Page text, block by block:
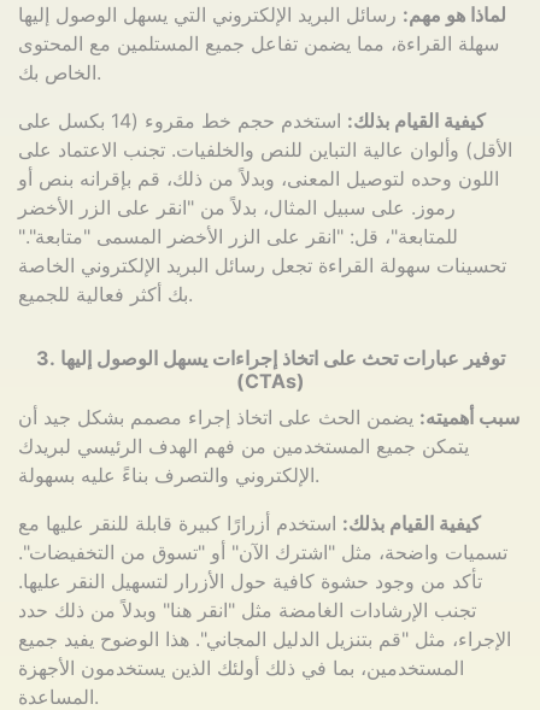
لماذا هو مهم: رسائل البريد الإلكتروني التي يسهل الوصول إليها
سهلة القراءة، مما يضمن تفاعل جميع المستلمين مع المحتوى
الخاص بك.
كيفية القيام بذلك:
استخدم حجم خط مقروء (14 بكسل على
الأقل) وألوان عالية التباين للنص والخلفيات. تجنب الاعتماد على
اللون وحده لتوصيل المعنى، وبدلاً من ذلك، قم بإقرانه بنص أو
رموز. على سبيل المثال، بدلاً من "انقر على الزر الأخضر
للمتابعة"، قل: "انقر على الزر الأخضر المسمى "متابعة"."
تحسينات سهولة القراءة تجعل رسائل البريد الإلكتروني الخاصة
بك أكثر فعالية للجميع.
3. توفير عبارات تحث على اتخاذ إجراءات يسهل الوصول إليها
(CTAs)
سبب أهميته: يضمن الحث على اتخاذ إجراء مصمم بشكل جيد أن
يتمكن جميع المستخدمين من فهم الهدف الرئيسي لبريدك
الإلكتروني والتصرف بناءً عليه بسهولة.
كيفية القيام بذلك: استخدم أزرارًا كبيرة قابلة للنقر عليها مع
تسميات واضحة، مثل "اشترك الآن" أو "تسوق من التخفيضات".
تأكد من وجود حشوة كافية حول الأزرار لتسهيل النقر عليها.
تجنب الإرشادات الغامضة مثل "انقر هنا" وبدلاً من ذلك حدد
الإجراء، مثل "قم بتنزيل الدليل المجاني". هذا الوضوح يفيد جميع
المستخدمين، بما في ذلك أولئك الذين يستخدمون الأجهزة
المساعدة.